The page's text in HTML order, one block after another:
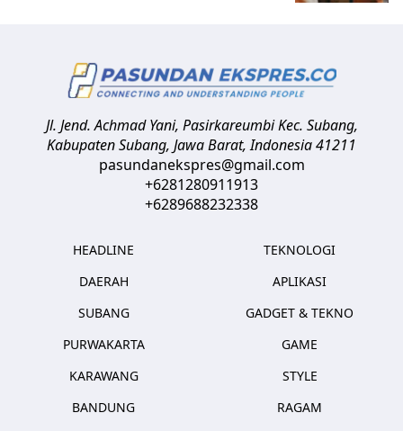
Jl. Jend. Achmad Yani, Pasirkareumbi Kec. Subang,
Kabupaten Subang, Jawa Barat,Indonesia41211
pasundanekspres@gmail.com
+6281280911913
+6289688232338
HEADLINE
DAERAH
SUBANG
PURWAKARTA
KARAWANG
BANDUNG
TEKNOLOGI
APLIKASI
GADGET & TEKNO
GAME
STYLE
RAGAM